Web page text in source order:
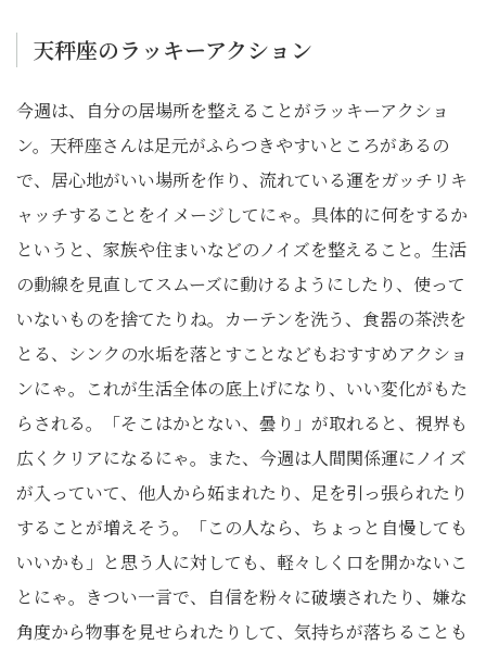
天秤座のラッキーアクション
今週は、自分の居場所を整えることがラッキーアクショ
ン。天秤座さんは足元がふらつきやすいところがあるの
で、居心地がいい場所を作り、流れている運をガッチリキ
ャッチすることをイメージしてにゃ。具体的に何をするか
というと、家族や住まいなどのノイズを整えること。生活
の動線を見直してスムーズに動けるようにしたり、使って
いないものを捨てたりね。カーテンを洗う、食器の茶渋を
とる、シンクの水垢を落とすことなどもおすすめアクショ
ンにゃ。これが生活全体の底上げになり、いい変化がもた
らされる。「そこはかとない、曇り」が取れると、視界も
広くクリアになるにゃ。また、今週は人間関係運にノイズ
が入っていて、他人から妬まれたり、足を引っ張られたり
することが増えそう。「この人なら、ちょっと自慢しても
いいかも」と思う人に対しても、軽々しく口を開かないこ
とにゃ。きつい一言で、自信を粉々に破壊されたり、嫌な
角度から物事を見せられたりして、気持ちが落ちることも